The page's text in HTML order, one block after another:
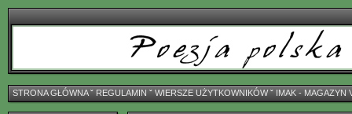
STRONA GŁÓWNAˇ REGULAMIN ˇ WIERSZE UŻYTKOWNIKÓWˇ IMAK - MAGAZYN